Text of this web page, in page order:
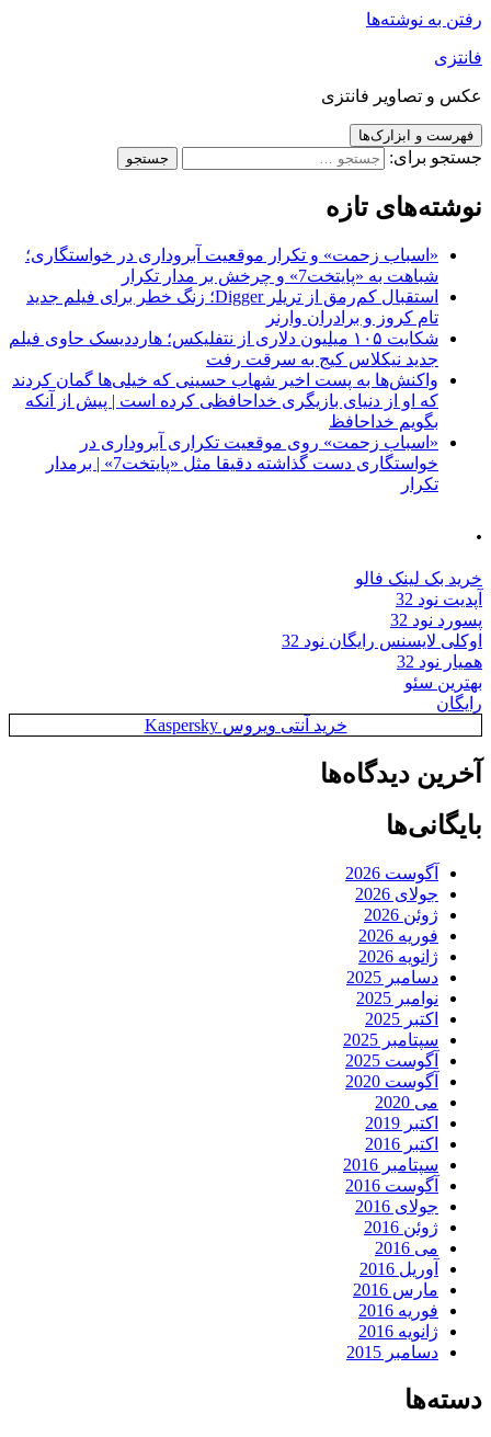
رفتن به نوشته‌ها
فانتزی
عکس و تصاویر فانتزی
فهرست و ابزارک‌ها
جستجو برای:
نوشته‌های تازه
«اسباب زحمت» و تکرار موقعیت آبروداری در خواستگاری؛
شباهت به «پایتخت7» و چرخش بر مدار تکرار
استقبال کم‌رمق از تریلر Digger؛ زنگ خطر برای فیلم جدید
تام کروز و برادران وارنر
شکایت ۱۰۵ میلیون دلاری از نتفلیکس؛ هارددیسک حاوی فیلم
جدید نیکلاس کیج به سرقت رفت
واکنش‌ها به پست اخیر شهاب حسینی که خیلی‌ها گمان کردند
که او از دنیای بازیگری خداحافظی کرده است | پیش از آنکه
بگویم خداحافظ
«اسباب زحمت» روی موقعیت تکراری آبروداری در
خواستگاری دست گذاشته دقیقا مثل «پایتخت7» | برمدار
تکرار
.
خرید بک لینک فالو
آپدیت نود 32
پسورد نود 32
اوکلی لایسنس رایگان نود 32
همیار نود 32
بهترین سئو
رایگان
خرید آنتی ویروس Kaspersky
آخرین دیدگاه‌ها
بایگانی‌ها
آگوست 2026
جولای 2026
ژوئن 2026
فوریه 2026
ژانویه 2026
دسامبر 2025
نوامبر 2025
اکتبر 2025
سپتامبر 2025
آگوست 2025
آگوست 2020
می 2020
اکتبر 2019
اکتبر 2016
سپتامبر 2016
آگوست 2016
جولای 2016
ژوئن 2016
می 2016
آوریل 2016
مارس 2016
فوریه 2016
ژانویه 2016
دسامبر 2015
دسته‌ها